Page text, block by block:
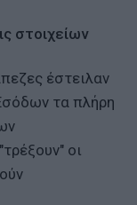
στοιχείων
έστειλαν
τα πλήρη
οι